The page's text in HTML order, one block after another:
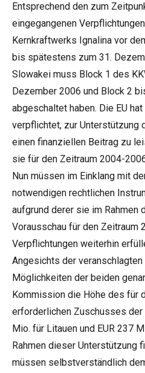
Entsprechend den zum
eingegangenen
Kernkraftwerks Ignalina vor
bis spätestens zum 31.
Slowakei muss Block 1 des
Dezember 2006 und Block 2
abgeschaltet haben. Die EU
verpflichtet, zur Unterstützung
einen finanziellen Beitrag zu
sie für den Zeitraum 2004-
Nun müssen im Einklang mit
notwendigen rechtlichen
aufgrund derer sie im Rahmen
Vorausschau für den Zeitraum
Verpflichtungen weiterhin
Angesichts der
Möglichkeiten der beiden
Kommission die Höhe des für
erforderlichen Zuschusses der
Mio. für Litauen und EUR 237
Rahmen dieser Unterstützung
müssen selbstverständlich